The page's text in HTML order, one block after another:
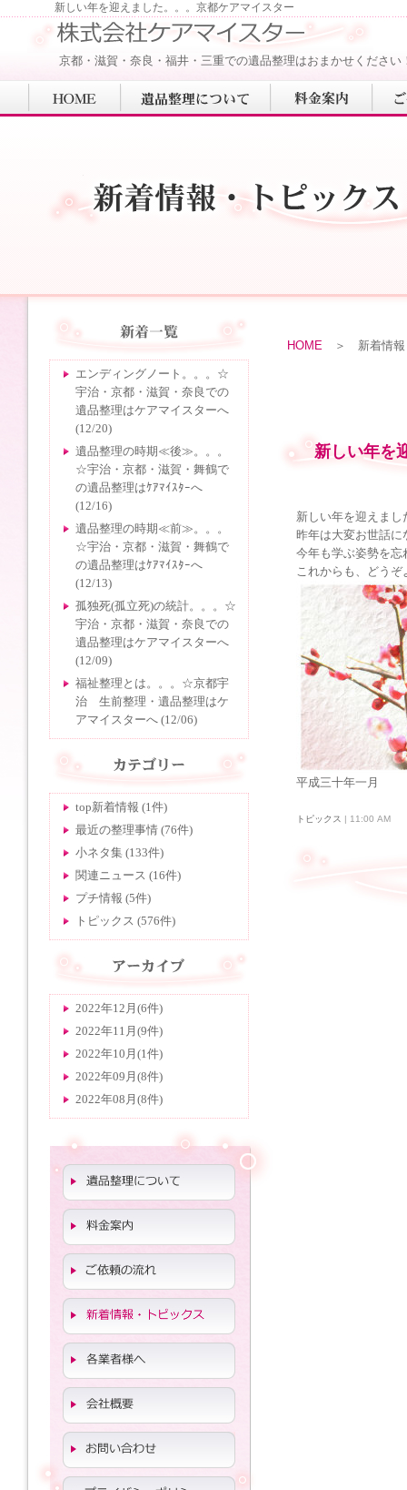
新しい年を迎えました。。。京都ケアマイスター
京都・滋賀・奈良・福井・三重での遺品整理はおまかせください
エンディングノート。。。☆
宇治・京都・滋賀・奈良での
遺品整理はケアマイスターへ
(12/20)
遺品整理の時期≪後≫。。。
☆宇治・京都・滋賀・舞鶴で
の遺品整理はｹｱﾏｲｽﾀｰへ
(12/16)
遺品整理の時期≪前≫。。。
☆宇治・京都・滋賀・舞鶴で
の遺品整理はｹｱﾏｲｽﾀｰへ
(12/13)
孤独死(孤立死)の統計。。。☆
宇治・京都・滋賀・奈良での
遺品整理はケアマイスターへ
(12/09)
福祉整理とは。。。☆京都宇
治 生前整理・遺品整理はケ
アマイスターへ (12/06)
top新着情報 (1件)
最近の整理事情 (76件)
小ネタ集 (133件)
関連ニュース (16件)
プチ情報 (5件)
トピックス (576件)
2022年12月(6件)
2022年11月(9件)
2022年10月(1件)
2022年09月(8件)
2022年08月(8件)
HOME ＞ 新着情報
新しい年を
新しい年を迎えま
昨年は大変お世話
今年も学ぶ姿勢を忘
これからも、どう
平成三十年一月
トピックス | 11:00 AM